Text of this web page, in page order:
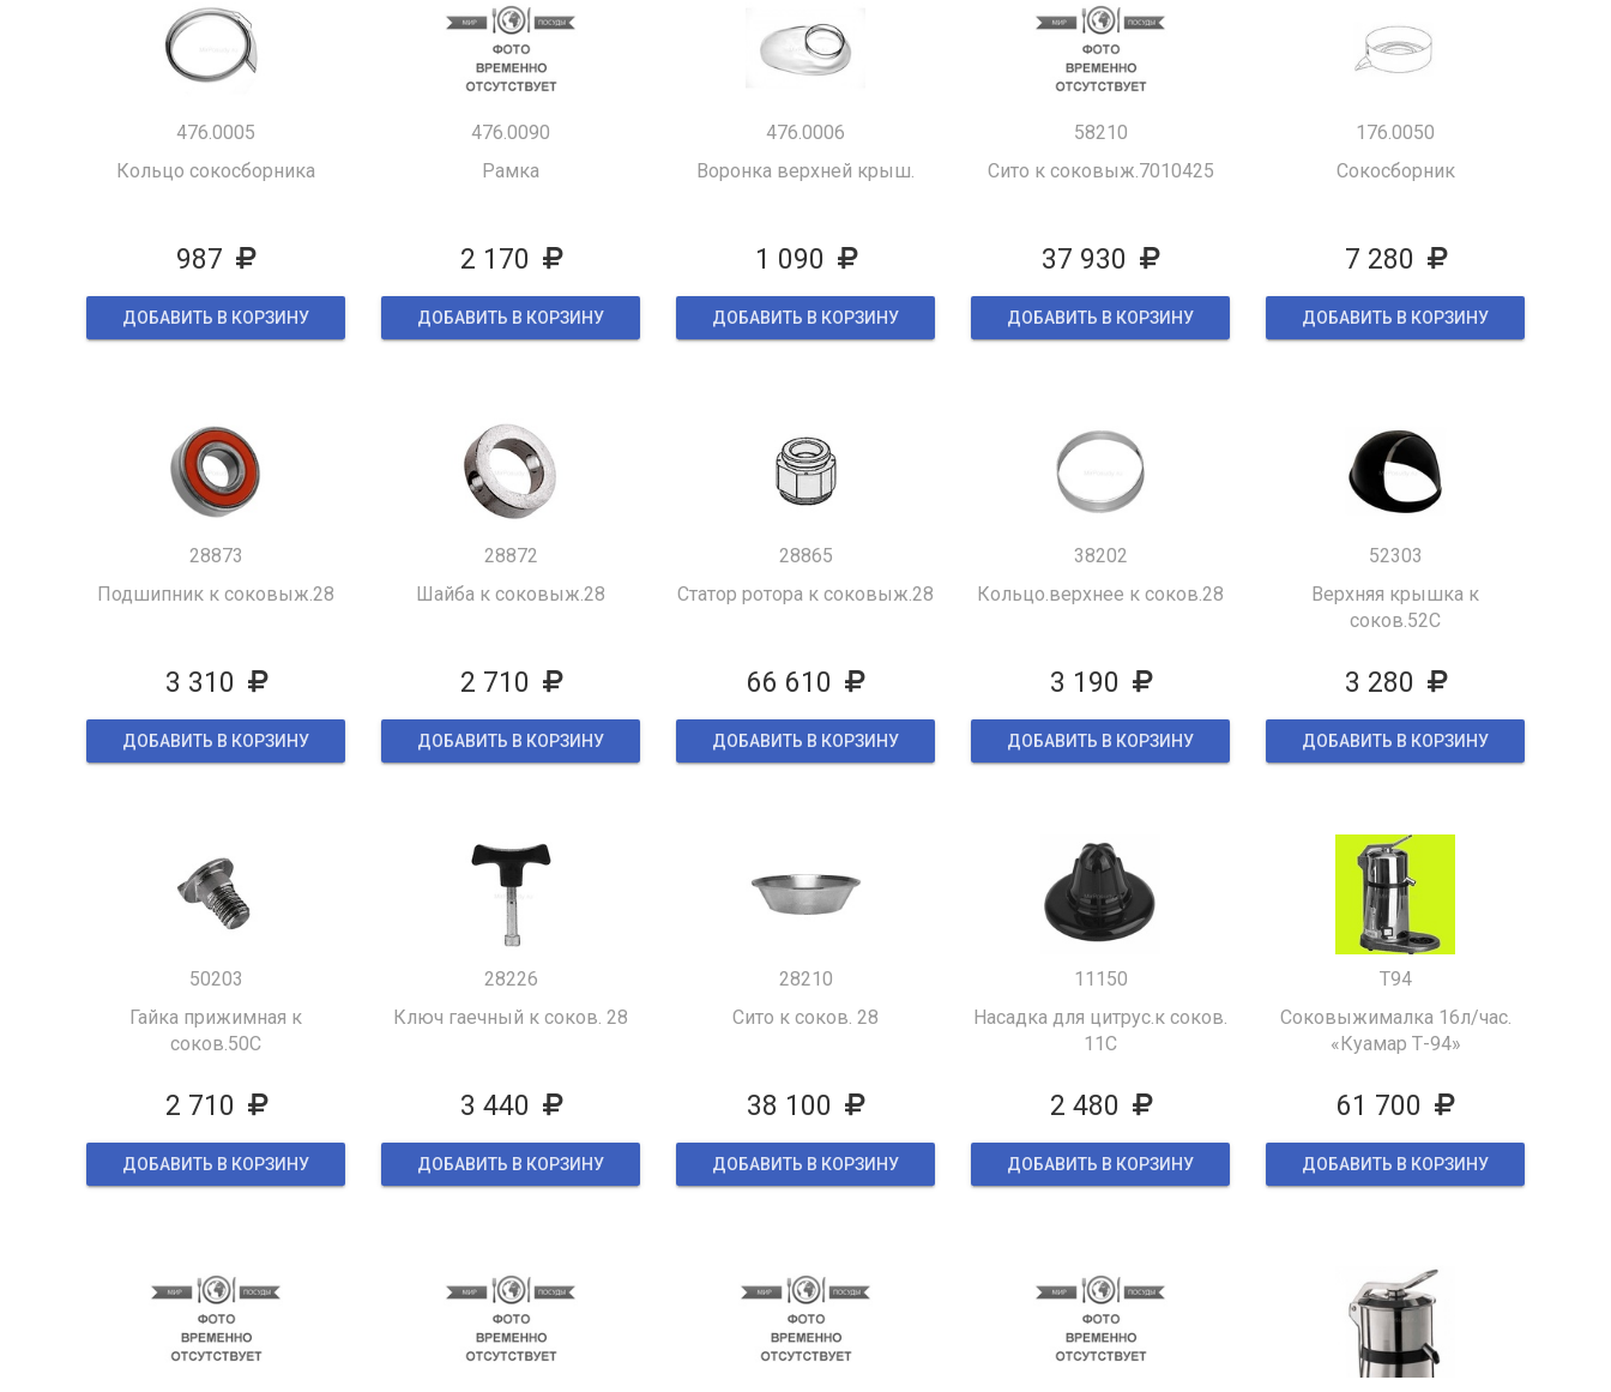
476.0005
Кольцо сокосборника
987
ДОБАВИТЬ В КОРЗИНУ
476.0090
Рамка
2 170
ДОБАВИТЬ В КОРЗИНУ
476.0006
Воронка верхней крыш.
1 090
ДОБАВИТЬ В КОРЗИНУ
58210
Сито к соковыж.7010425
37 930
ДОБАВИТЬ В КОРЗИНУ
176.0050
Сокосборник
7 280
ДОБАВИТЬ В КОРЗИНУ
28873
Подшипник к соковыж.28
3 310
ДОБАВИТЬ В КОРЗИНУ
28872
Шайба к соковыж.28
2 710
ДОБАВИТЬ В КОРЗИНУ
28865
Статор ротора к соковыж.28
66 610
ДОБАВИТЬ В КОРЗИНУ
38202
Кольцо.верхнее к соков.28
3 190
ДОБАВИТЬ В КОРЗИНУ
52303
Верхняя крышка к
соков.52С
3 280
ДОБАВИТЬ В КОРЗИНУ
50203
Гайка прижимная к
соков.50С
2 710
ДОБАВИТЬ В КОРЗИНУ
28226
Ключ гаечный к соков. 28
3 440
ДОБАВИТЬ В КОРЗИНУ
28210
Сито к соков. 28
38 100
ДОБАВИТЬ В КОРЗИНУ
11150
Насадка для цитрус.к соков.
11C
2 480
ДОБАВИТЬ В КОРЗИНУ
T94
Соковыжималка 16л/час.
«Куамар Т-94»
61 700
ДОБАВИТЬ В КОРЗИНУ